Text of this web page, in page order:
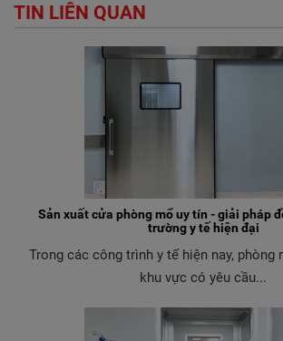
TIN LIÊN QUAN
Sản xuất cửa phòng mổ uy tín - giải pháp
trường y tế hiện đại
Trong các công trình y tế hiện nay, phòng
khu vực có yêu cầu...